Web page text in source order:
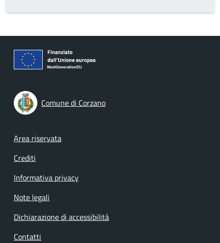
Comune di Corzano
Footer menu
Area riservata
Crediti
Informativa privacy
Note legali
Dichiarazione di accessibilità
Contatti